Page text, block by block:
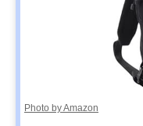
Photo by Amazon